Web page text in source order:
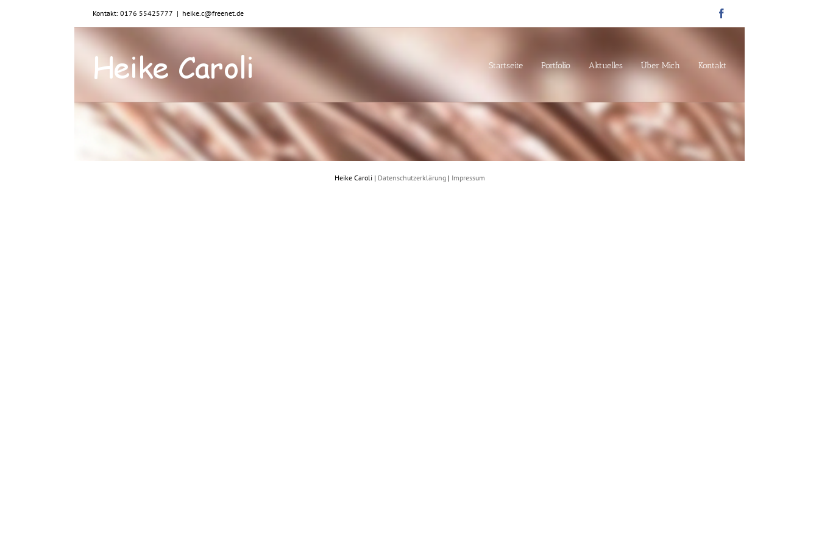
Kontakt: 0176 55425777 | heike.c@freenet.de
Startseite Portfolio Aktuelles Über Mich Kontakt
Heike Caroli | Datenschutzerklärung| Impressum